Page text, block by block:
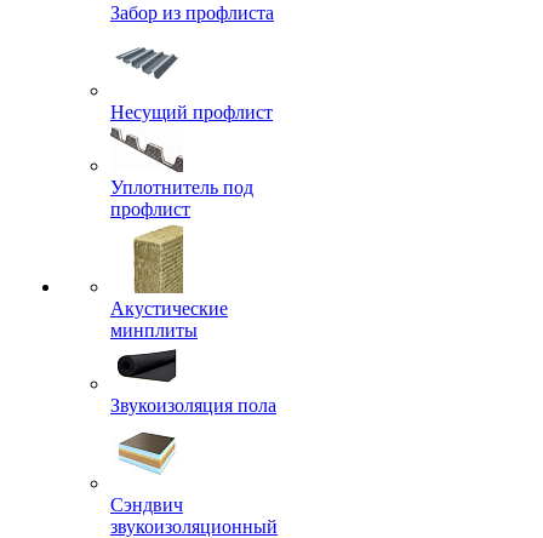
Забор из профлиста
Несущий профлист
Уплотнитель под
профлист
Акустические
минплиты
Звукоизоляция пола
Сэндвич
звукоизоляционный